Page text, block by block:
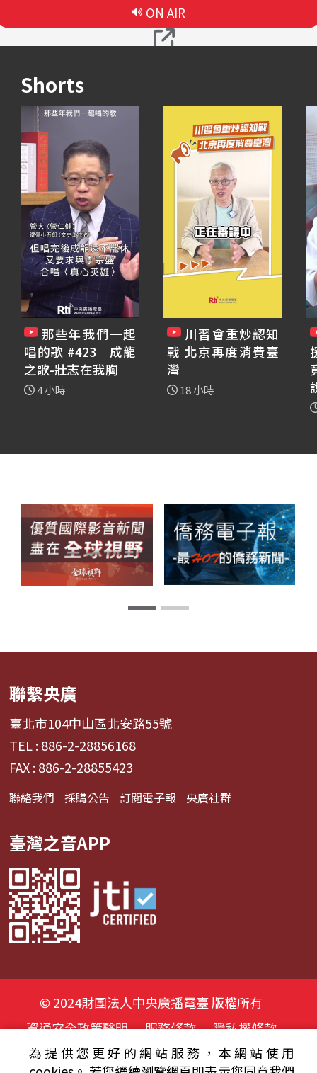
ON AIR
Shorts
那些年我們一起
唱的歌 #423｜成龍
之歌-壯志在我胸
4 小時
川習會重炒認知
戰 北京再度消費臺
灣
18 小時
聯繫央廣
臺北市104中山區北安路55號
TEL : 886-2-28856168
FAX : 886-2-28855423
聯絡我們 採購公告 訂閱電子報 央廣社群
臺灣之音APP
© 2024財團法人中央廣播電臺 版權所有
資通安全政策聲明
服務條款
隱私權條款
為提供您更好的網站服務，本網站使用